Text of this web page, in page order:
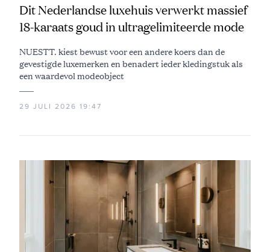
Dit Nederlandse luxehuis verwerkt massief
18-karaats goud in ultragelimiteerde mode
NUESTT. kiest bewust voor een andere koers dan de
gevestigde luxemerken en benadert ieder kledingstuk als
een waardevol modeobject
29 JULI 2026 19:47